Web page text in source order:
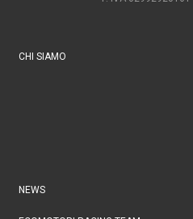
CHI SIAMO
NEWS